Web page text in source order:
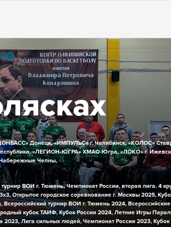
Донецк, «ИМПУЛЬС» г. Челябинск, «КОЛОС»
«ЛЕГИОН-ЮГРА» ХМАО-Югра, «ЛОКО» г.
Челны,
турнир ВОИ г. Тюмень, Чемпионат России, вторая лига. 4
Открытое городское соревнование г. Москвы 2025,
Всероссийский турнир ВОИ г. Тюмень 2024, Всероссийские
кубок ТАИФ, Кубок России 2024, Летние Игры
2023, Лига сильных людей, Чемпионат России 2023,